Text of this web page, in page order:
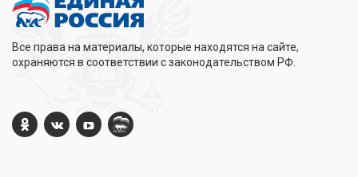
Все права на материалы, которые находятся на сайте,
охраняются в соответствии с законодательством РФ.